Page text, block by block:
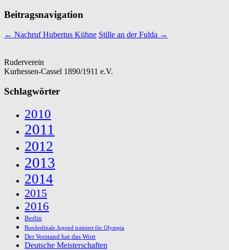
Beitragsnavigation
← Nachruf Hubertus Kühne Stille an der Fulda →
Ruderverein
Kurhessen-Cassel 1890/1911 e.V.
Schlagwörter
2010
2011
2012
2013
2014
2015
2016
Berlin
Bundesfinale Jugend trainiert für Olympia
Der Vorstand hat das Wort
Deutsche Meisterschaften